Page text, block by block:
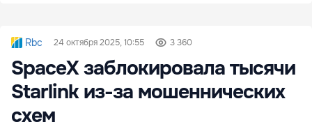
Rbc 24 октября 2025, 10:55 3 360
SpaceX заблокировала тысячи
Starlink из-за мошеннических
схем